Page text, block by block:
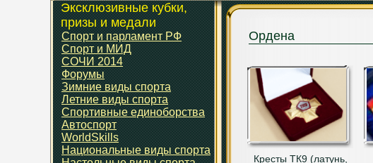
Эксклюзивные кубки,
призы и медали
Спорт и парламент РФ
Спорт и МИД
СОЧИ 2014
Форумы
Зимние виды спорта
Летние виды спорта
Спортивные единоборства
Автоспорт
WorldSkills
Национальные виды спорта
Ордена
Кресты ТК9 (латунь,